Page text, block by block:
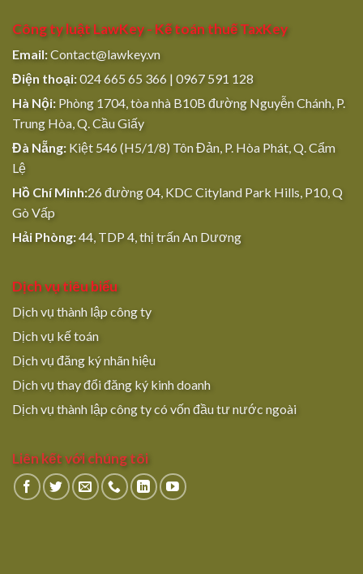
Công ty luật LawKey - Kế toán thuế TaxKey
Email:Contact@lawkey.vn
Điện thoại:024 665 65 366 | 0967 591 128
Hà Nội: Phòng 1704, tòa nhà B10B đường Nguyễn Chánh, P.
Trung Hòa, Q. Cầu Giấy
Đà Nẵng: Kiệt 546 (H5/1/8) Tôn Đản, P. Hòa Phát, Q. Cẩm
Lệ
Hồ Chí Minh:26 đường 04, KDC Cityland Park Hills, P10, Q
Gò Vấp
Hải Phòng:44, TDP 4, thị trấn An Dương
Dịch vụ tiêu biểu
Dịch vụ thành lập công ty
Dịch vụ kế toán
Dịch vụ đăng ký nhãn hiệu
Dịch vụ thay đổi đăng ký kinh doanh
Dịch vụ thành lập công ty có vốn đầu tư nước ngoài
Liên kết với chúng tôi